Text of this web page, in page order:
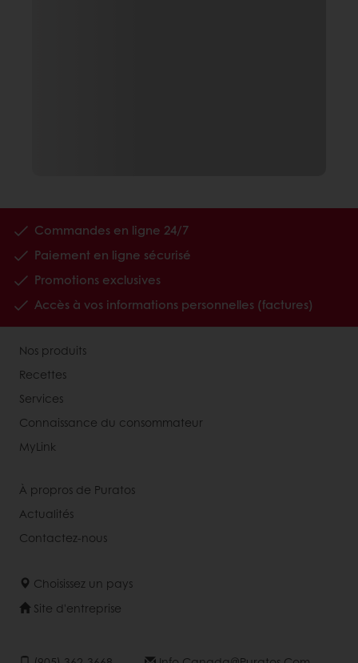
Commandes en ligne 24/7
Paiement en ligne sécurisé
Promotions exclusives
Accès à vos informations personnelles (factures)
Nos produits
Recettes
Services
Connaissance du consommateur
MyLink
À propros de Puratos
Actualités
Contactez-nous
Choisissez un pays
Site d'entreprise